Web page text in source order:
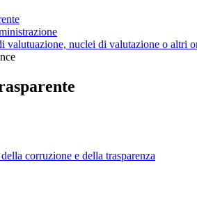
valutuazione, nuclei di valutazione o altri
corruzione e della trasparenza